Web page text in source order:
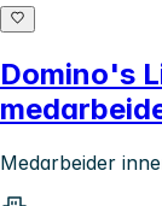
Domino's
Medarbeider